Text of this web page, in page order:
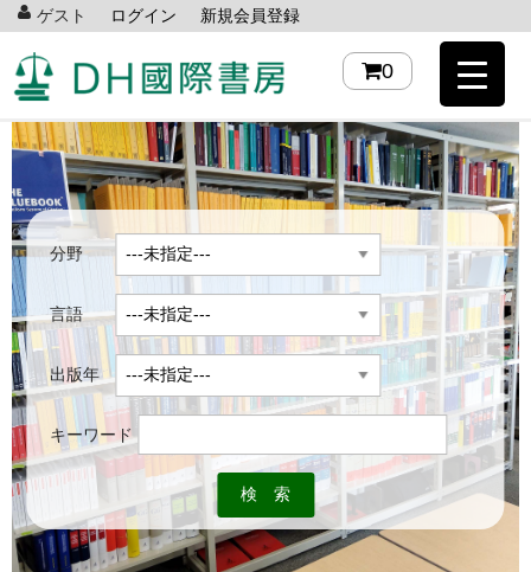
ゲスト ログイン 新規会員登録
0
分野
言語
出版年
キーワード